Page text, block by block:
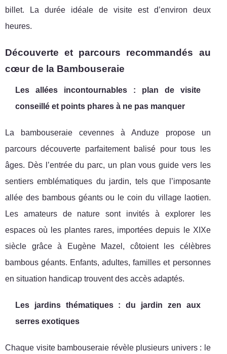
billet. La durée idéale de visite est d’environ deux
heures.
Découverte et parcours recommandés au
cœur de la Bambouseraie
Les allées incontournables : plan de visite
conseillé et points phares à ne pas manquer
La bambouseraie cevennes à Anduze propose un
parcours découverte parfaitement balisé pour tous les
âges. Dès l’entrée du parc, un plan vous guide vers les
sentiers emblématiques du jardin, tels que l’imposante
allée des bambous géants ou le coin du village laotien.
Les amateurs de nature sont invités à explorer les
espaces où les plantes rares, importées depuis le XIXe
siècle grâce à Eugène Mazel, côtoient les célèbres
bambous géants. Enfants, adultes, familles et personnes
en situation handicap trouvent des accès adaptés.
Les jardins thématiques : du jardin zen aux
serres exotiques
Chaque visite bambouseraie révèle plusieurs univers : le